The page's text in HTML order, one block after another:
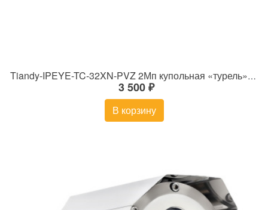
Tiandy-IPEYE-TC-32XN-PVZ 2Мп купольная «турель» IP камера с фиксированным объективом, серия SPARK со встроенным агентом IPEYE для ПВЗ
3 500 ₽
В корзину